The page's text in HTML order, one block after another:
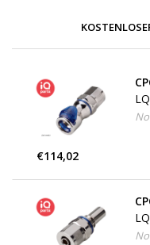
€114,02